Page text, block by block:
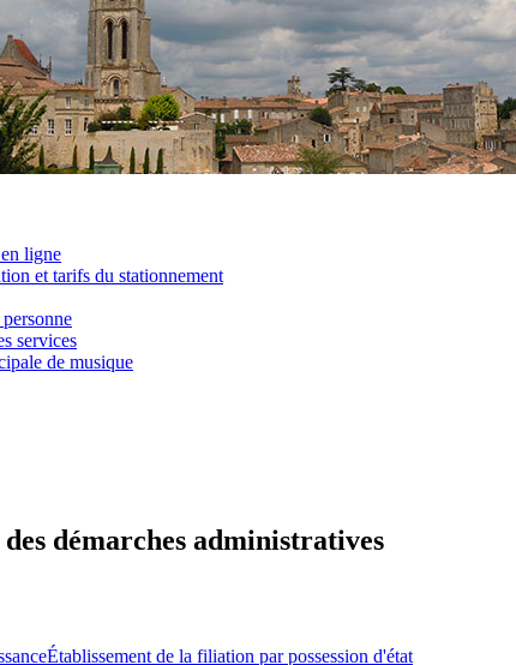
ligne
et tarifs du stationnement
services
de musique
démarches administratives
Établissement de la filiation par possession d'état